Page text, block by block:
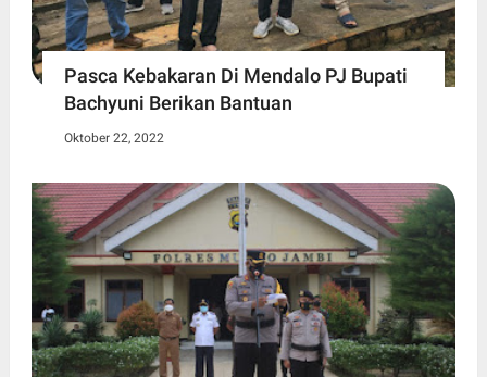
Pasca Kebakaran Di Mendalo PJ Bupati
Bachyuni Berikan Bantuan
Oktober 22, 2022